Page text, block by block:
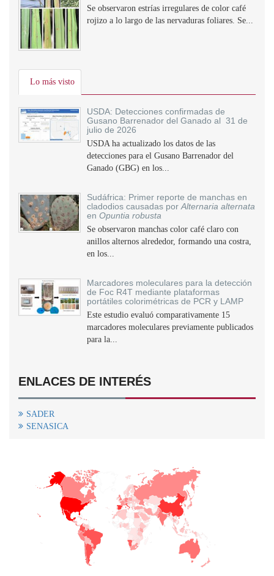
Se observaron estrías irregulares de color café
rojizo a lo largo de las nervaduras foliares. Se...
Lo más visto
USDA: Detecciones confirmadas de
Gusano Barrenador del Ganado al 31 de
julio de 2026
USDA ha actualizado los datos de las
detecciones para el Gusano Barrenador del
Ganado (GBG) en los...
Sudáfrica: Primer reporte de manchas en
cladodios causadas por Alternaria alternata
en Opuntia robusta
Se observaron manchas color café claro con
anillos alternos alrededor, formando una costra,
en los...
Marcadores moleculares para la detección
de Foc R4T mediante plataformas
portátiles colorimétricas de PCR y LAMP
Este estudio evaluó comparativamente 15
marcadores moleculares previamente publicados
para la...
ENLACES DE INTERÉS
SADER
SENASICA